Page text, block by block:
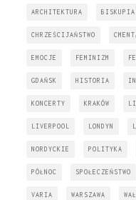
ARCHITEKTURA BISKUPIA
CHRZEŚCIJAŃSTWO
EMOCJE FEMINIZM
GDAŃSK HISTORIA
KONCERTY KRAKÓW
LIVERPOOL LONDYN
NORDYCKIE POLITYKA
PÓŁNOC SPOŁECZEŃSTWO
VARIA WARSZAWA